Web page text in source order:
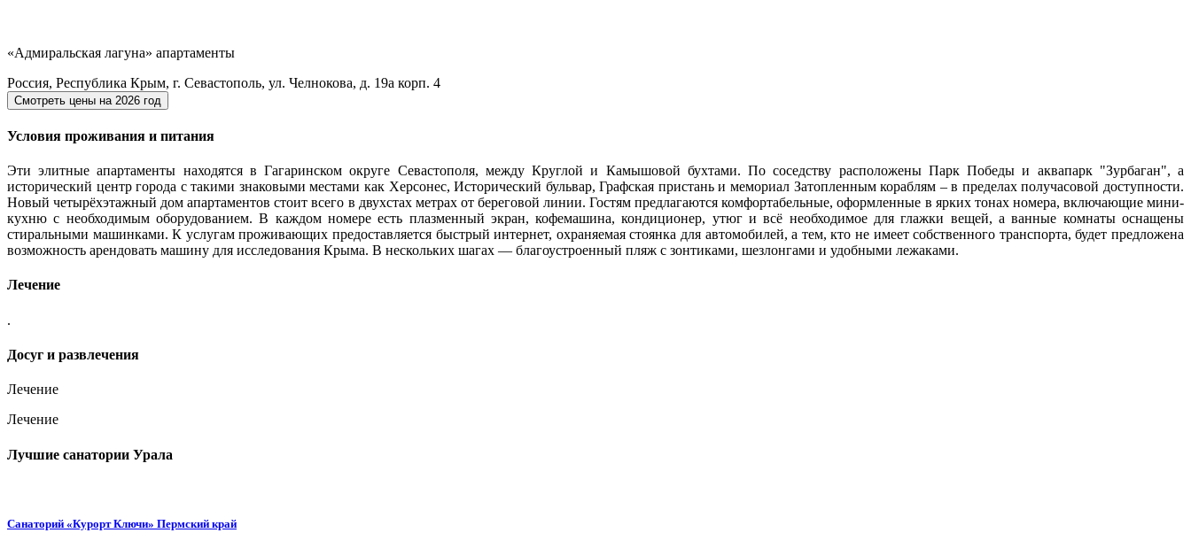
«Адмиральская лагуна» апартаменты
Россия, Республика Крым, г. Севастополь, ул. Челнокова, д. 19а корп. 4
Смотреть цены на 2026 год
Условия проживания и питания
Эти элитные апартаменты находятся в Гагаринском округе Севастополя, между Круглой и Камышовой бухтами. По соседству расположены Парк Победы и аквапарк "Зурбаган", а
исторический центр города с такими знаковыми местами как Херсонес, Исторический бульвар, Графская пристань и мемориал Затопленным кораблям – в пределах получасовой доступности.
Новый четырёхэтажный дом апартаментов стоит всего в двухстах метрах от береговой линии. Гостям предлагаются комфортабельные, оформленные в ярких тонах номера, включающие мини-
кухню с необходимым оборудованием. В каждом номере есть плазменный экран, кофемашина, кондиционер, утюг и всё необходимое для глажки вещей, а ванные комнаты оснащены
стиральными машинками. К услугам проживающих предоставляется быстрый интернет, охраняемая стоянка для автомобилей, а тем, кто не имеет собственного транспорта, будет предложена
возможность арендовать машину для исследования Крыма. В нескольких шагах — благоустроенный пляж с зонтиками, шезлонгами и удобными лежаками.
Лечение
.
Досуг и развлечения
Лечение
Лечение
Лучшие санатории Урала
Санаторий «Курорт Ключи» Пермский край